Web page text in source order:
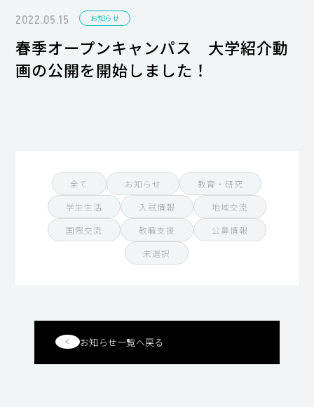
2022.05.15 お知らせ
春季オープンキャンパス 大学紹介動
画の公開を開始しました！
全て お知らせ
教育・研究
学生生活
入試情報
地域交流
国際交流
教職支援
公募情報
未選択
お知らせ一覧へ戻る